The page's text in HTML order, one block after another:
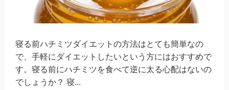
寝る前ハチミツダイエットの方法はとても簡単なの
で、手軽にダイエットしたいという方にはおすすめで
す。寝る前にハチミツを食べて逆に太る心配はないの
でしょうか？ 寝...